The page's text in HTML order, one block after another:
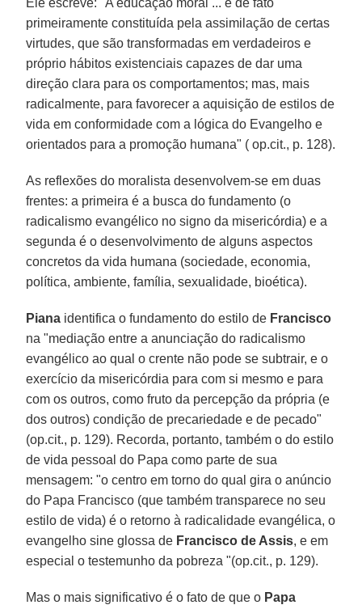
primeiramente constituída pela assimilação de certas
virtudes, que são transformadas em verdadeiros e
próprio hábitos existenciais capazes de dar uma
direção clara para os comportamentos; mas, mais
radicalmente, para favorecer a aquisição de estilos de
vida em conformidade com a lógica do Evangelho e
orientados para a promoção humana" ( op.cit., p. 128).
As reflexões do moralista desenvolvem-se em duas
frentes: a primeira é a busca do fundamento (o
radicalismo evangélico no signo da misericórdia) e a
segunda é o desenvolvimento de alguns aspectos
concretos da vida humana (sociedade, economia,
política, ambiente, família, sexualidade, bioética).
Piana identifica o fundamento do estilo de Francisco
na "mediação entre a anunciação do radicalismo
evangélico ao qual o crente não pode se subtrair, e o
exercício da misericórdia para com si mesmo e para
com os outros, como fruto da percepção da própria (e
dos outros) condição de precariedade e de pecado"
(op.cit., p. 129). Recorda, portanto, também o do estilo
de vida pessoal do Papa como parte de sua
mensagem: "o centro em torno do qual gira o anúncio
do Papa Francisco (que também transparece no seu
estilo de vida) é o retorno à radicalidade evangélica, o
evangelho sine glossa de Francisco de Assis, e em
especial o testemunho da pobreza "(op.cit., p. 129).
Mas o mais significativo é o fato de que o Papa